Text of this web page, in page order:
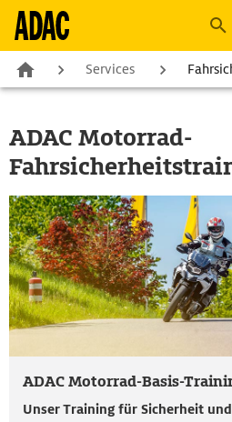
NavigationSuche
Services
ADAC Motorrad-
ADAC Motorrad-Basis-
Unser Training für Sicherheit